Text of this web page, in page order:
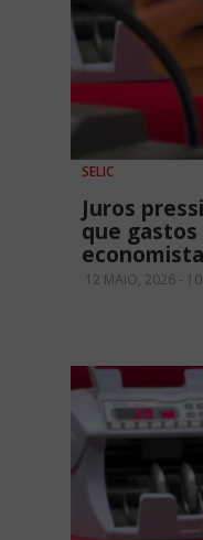
SELIC
Juros
que gastos
12 MAIO, 2026 -